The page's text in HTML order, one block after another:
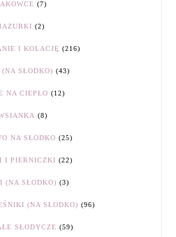
(7)
(2)
I KOLACJĘ (216)
(NA SŁODKO) (43)
NA CIEPŁO (12)
(8)
NA SŁODKO (25)
I PIERNICZKI (22)
(NA SŁODKO) (3)
(NA SŁODKO) (96)
SŁODYCZE (59)